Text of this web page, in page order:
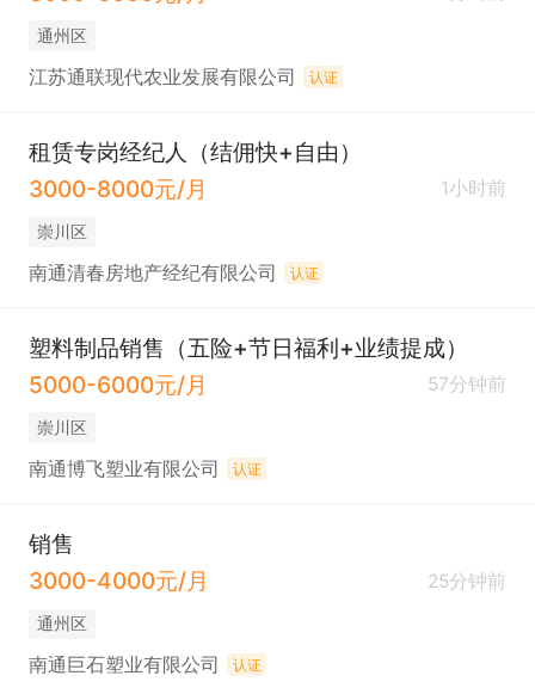
通州区
江苏通联现代农业发展有限公司 认证
租赁专岗经纪人（结佣快+自由）
3000-8000元/月
1小时前
崇川区
南通清春房地产经纪有限公司 认证
塑料制品销售（五险+节日福利+业绩提成）
5000-6000元/月
57分钟前
崇川区
南通博飞塑业有限公司 认证
销售
3000-4000元/月
25分钟前
通州区
南通巨石塑业有限公司 认证